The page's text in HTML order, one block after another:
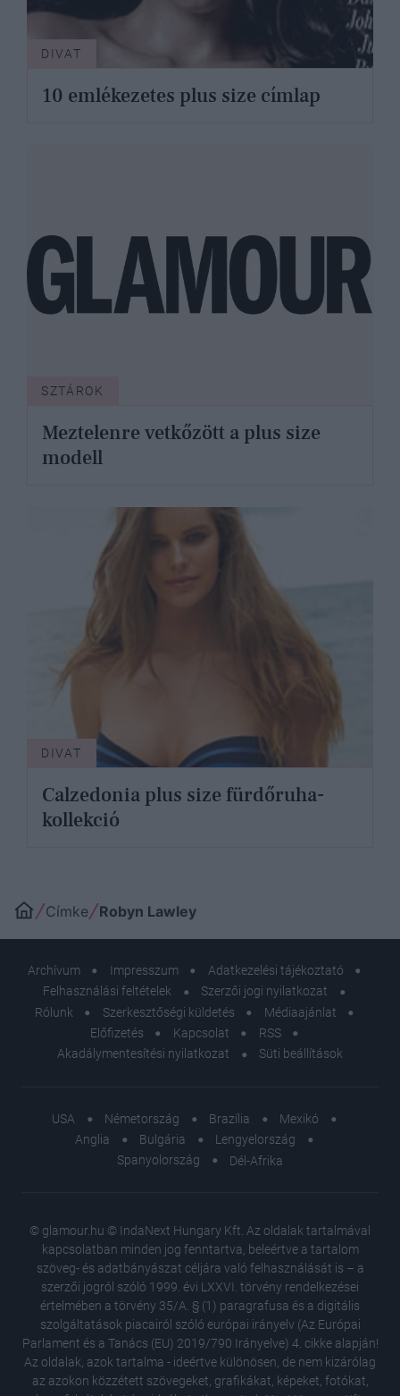
DIVAT
10 emlékezetes plus size címlap
SZTÁROK
Meztelenre vetkőzött a plus size
modell
DIVAT
Calzedonia plus size fürdőruha-
kollekció
Címke Robyn Lawley
Archívum Impresszum
Adatkezelési tájékoztató
Felhasználási feltételek
Szerzői jogi nyilatkozat
Rólunk
Szerkesztőségi küldetés
Médiaajánlat
Előfizetés
Kapcsolat
RSS
Akadálymentesítési nyilatkozat
Süti beállítások
USA Németország Brazília
Mexikó
Anglia
Bulgária
Lengyelország
Spanyolország
Dél-Afrika
© glamour.hu © IndaNext Hungary Kft. Az oldalak tartalmával
kapcsolatban minden jog fenntartva, beleértve a tartalom
szöveg- és adatbányászat céljára való felhasználását is – a
szerzői jogról szóló 1999. évi LXXVI. törvény rendelkezései
értelmében a törvény 35/A. § (1) paragrafusa és a digitális
szolgáltatások piacairól szóló európai irányelv (Az Európai
Parlament és a Tanács (EU) 2019/790 Irányelve) 4. cikke alapján!
Az oldalak, azok tartalma - ideértve különösen, de nem kizárólag
az azokon közzétett szövegeket, grafikákat, képeket, fotókat,